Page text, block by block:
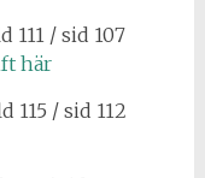
111 / sid 107
här
115 / sid 112